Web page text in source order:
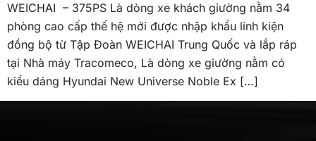
WEICHAI – 375PS Là dòng xe khách giường nằm 34
phòng cao cấp thế hệ mới được nhập khẩu linh kiện
đồng bộ từ Tập Đoàn WEICHAI Trung Quốc và lắp ráp
tại Nhà máy Tracomeco, Là dòng xe giường nằm có
kiểu dáng Hyundai New Universe Noble Ex […]